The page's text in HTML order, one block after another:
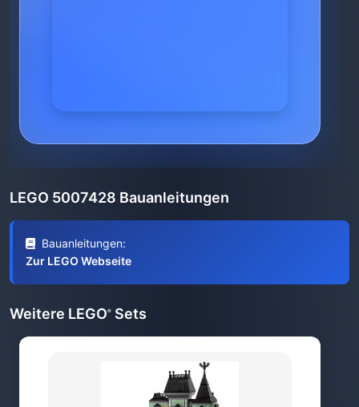
LEGO 5007428 Bauanleitungen
Bauanleitungen:
Zur LEGO Webseite
Weitere LEGO® Sets